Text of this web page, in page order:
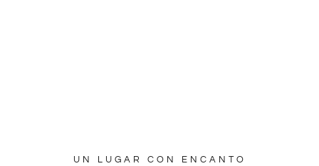
UN LUGAR CON ENCANTO